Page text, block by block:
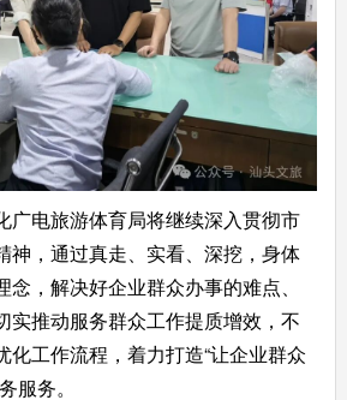
电旅游体育局将继续深入贯彻市
神，通过真走、实看、深挖，身体
，解决好企业群众办事的难点、
实推动服务群众工作提质增效，不
化工作流程，着力打造“让企业群众
服务。